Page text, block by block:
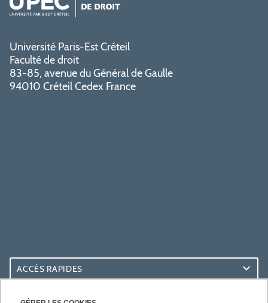
Université Paris-Est Créteil
Faculté de droit
83-85, avenue du Général de Gaulle
94010 Créteil Cedex France
ACCÈS RAPIDES